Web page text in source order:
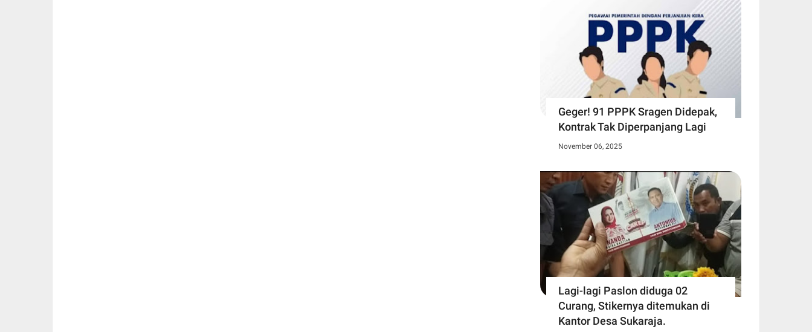
Geger! 91 PPPK Sragen Didepak,
Kontrak Tak Diperpanjang Lagi
November 06, 2025
Lagi-lagi Paslon diduga 02
Curang, Stikernya ditemukan di
Kantor Desa Sukaraja.